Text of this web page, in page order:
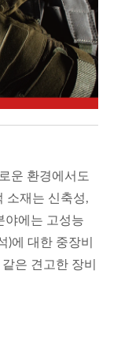
운 환경에서도
소재는 신축성,
야에는 고성능
에 대한 중장비
은 견고한 장비